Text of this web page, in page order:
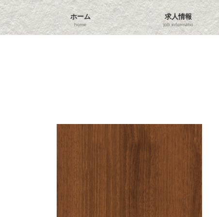
コ
ン
テ
ン
ナ
ビ
ゲ
ー
ホーム
home
求人情報
job information